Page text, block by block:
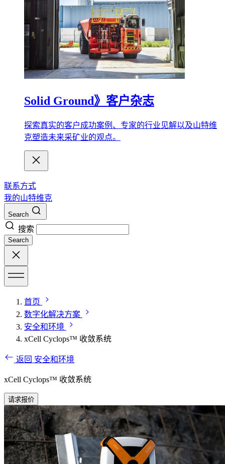
Solid Ground》客户杂志
探索真实的客户成功案例、专家的行业见解以及山特维
克塑造未来采矿业的观点。
联系方式
我的山特维克
Search
搜索
Search
首页
数字化解决方案
安全和环境
xCell Cyclops™ 收敛系统
返回 安全和环境
xCell Cyclops™ 收敛系统
请求报价